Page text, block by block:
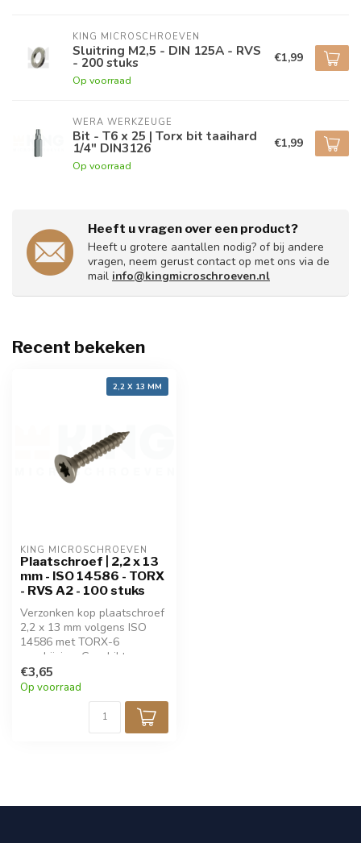
KING MICROSCHROEVEN
Sluitring M2,5 - DIN 125A - RVS
- 200 stuks
Op voorraad
€1,99
WERA WERKZEUGE
Bit - T6 x 25 | Torx bit taaihard
1/4" DIN3126
Op voorraad
€1,99
Heeft u vragen over een product?
Heeft u grotere aantallen nodig? of bij andere
vragen, neem gerust contact op met ons via de
mail info@kingmicroschroeven.nl
Recent bekeken
2,2 X 13 MM
KING MICROSCHROEVEN
Plaatschroef | 2,2 x 13
mm - ISO 14586 - TORX
- RVS A2 - 100 stuks
Verzonken kop plaatschroef
2,2 x 13 mm volgens ISO
14586 met TORX-6
aandrijving. Geschikt voor
dun plaatmateriaal, biedt
sterke grip en eenvoudige
montage. Gemaakt van
roestvrij staal voor
€3,65
Op voorraad